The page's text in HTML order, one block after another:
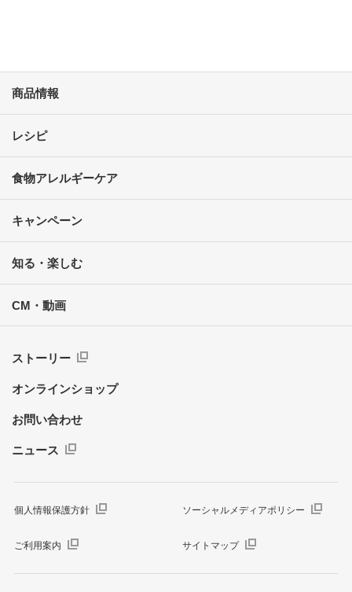
商品情報
レシピ
食物アレルギーケア
キャンペーン
知る・楽しむ
CM・動画
ストーリー
オンラインショップ
お問い合わせ
ニュース
個人情報保護方針 ソーシャルメディアポリシー
ご利用案内 サイトマップ